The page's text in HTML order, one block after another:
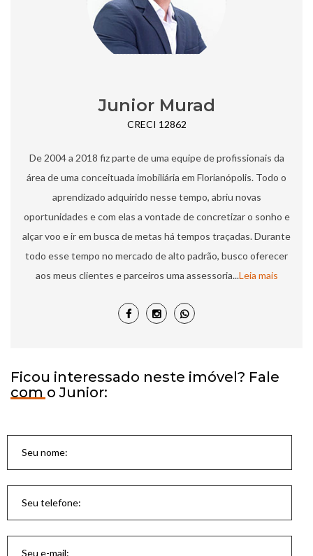
Junior Murad
CRECI 12862
De 2004 a 2018 fiz parte de uma equipe de profissionais da
área de uma conceituada imobiliária em Florianópolis. Todo o
aprendizado adquirido nesse tempo, abriu novas
oportunidades e com elas a vontade de concretizar o sonho e
alçar voo e ir em busca de metas há tempos traçadas.​ Durante
todo esse tempo no mercado de alto padrão, busco oferecer
aos meus clientes e parceiros uma assessoria...Leia mais
Ficou interessado neste imóvel? Fale
com o Junior: